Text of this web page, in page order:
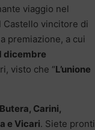
viaggio nel
Castello vincitore di
premiazione, a cui
dicembre
visto che “L’unione
Carini,
e Vicari. Siete pronti